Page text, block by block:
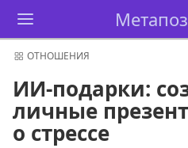
ОТНОШЕНИЯ
ИИ-подарки:
личные
о стрессе